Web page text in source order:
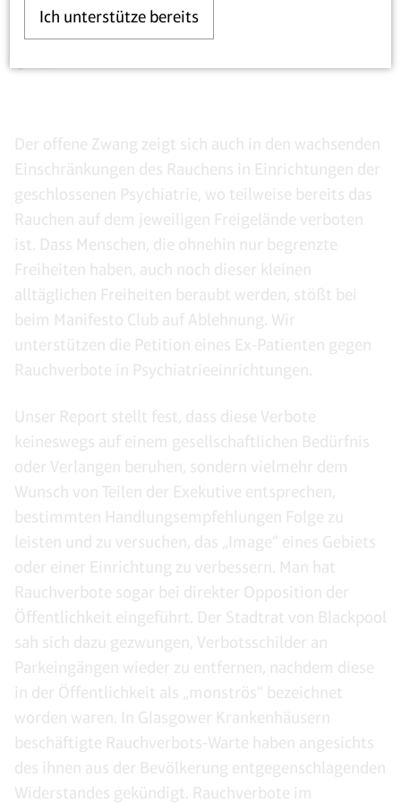
Der offene Zwang zeigt sich auch in den wachsenden
Einschränkungen des Rauchens in Einrichtungen der
geschlossenen Psychiatrie, wo teilweise bereits das
Rauchen auf dem jeweiligen Freigelände verboten
ist. Dass Menschen, die ohnehin nur begrenzte
Freiheiten haben, auch noch dieser kleinen
alltäglichen Freiheiten beraubt werden, stößt bei
beim Manifesto Club auf Ablehnung. Wir
unterstützen die Petition eines Ex-Patienten gegen
Rauchverbote in Psychiatrieeinrichtungen.
Unser Report stellt fest, dass diese Verbote
keineswegs auf einem gesellschaftlichen Bedürfnis
oder Verlangen beruhen, sondern vielmehr dem
Wunsch von Teilen der Exekutive entsprechen,
bestimmten Handlungsempfehlungen Folge zu
leisten und zu versuchen, das „Image“ eines Gebiets
oder einer Einrichtung zu verbessern. Man hat
Rauchverbote sogar bei direkter Opposition der
Öffentlichkeit eingeführt. Der Stadtrat von Blackpool
sah sich dazu gezwungen, Verbotsschilder an
Parkeingängen wieder zu entfernen, nachdem diese
in der Öffentlichkeit als „monströs“ bezeichnet
worden waren. In Glasgower Krankenhäusern
beschäftigte Rauchverbots-Warte haben angesichts
des ihnen aus der Bevölkerung entgegenschlagenden
Widerstandes gekündigt. Rauchverbote im
Ich unterstütze bereits